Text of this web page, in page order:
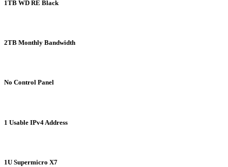
1TB WD RE Black
2TB Monthly Bandwidth
No Control Panel
1 Usable IPv4 Address
1U Supermicro X7